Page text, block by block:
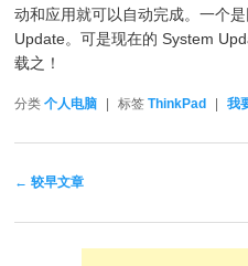
动和应用就可以自动完成。一个
Update。可是现在的 System
载之！
分类 个人电脑 | 标签 ThinkPad | 我
文章导航
← 较早文章